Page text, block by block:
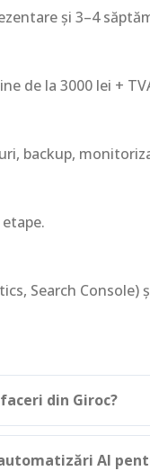
și 3–4
de la 3000 lei +
backup,
Search Console)
din Giroc?
AI